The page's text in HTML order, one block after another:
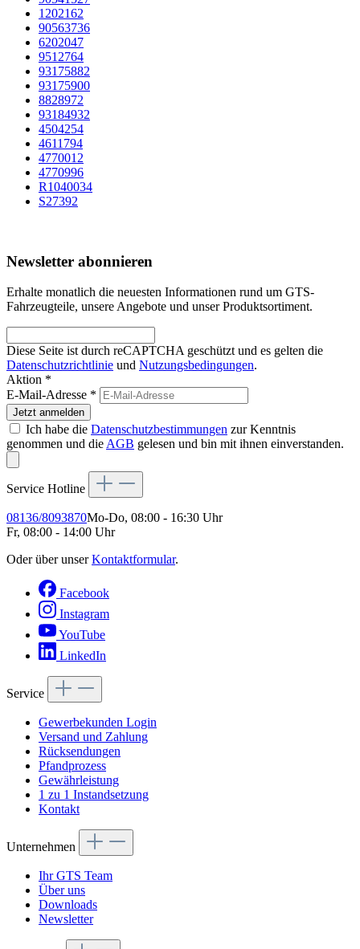
1202162
90563736
6202047
9512764
93175882
93175900
8828972
93184932
4504254
4611794
4770012
4770996
R1040034
S27392
Newsletter abonnieren
Erhalte monatlich die neuesten Informationen rund um GTS-
Fahrzeugteile, unsere Angebote und unser Produktsortiment.
Diese Seite ist durch reCAPTCHA geschützt und es gelten die
Datenschutzrichtlinie und Nutzungsbedingungen.
Aktion *
E-Mail-Adresse *
Jetzt anmelden
Ich habe die Datenschutzbestimmungen zur Kenntnis
genommen und die AGB gelesen und bin mit ihnen einverstanden.
Service Hotline
08136/8093870Mo-Do, 08:00 - 16:30 Uhr
Fr, 08:00 - 14:00 Uhr
Oder über unserKontaktformular.
Facebook
Instagram
YouTube
LinkedIn
Service
Gewerbekunden Login
Versand und Zahlung
Rücksendungen
Pfandprozess
Gewährleistung
1 zu 1 Instandsetzung
Kontakt
Unternehmen
Ihr GTS Team
Über uns
Downloads
Newsletter